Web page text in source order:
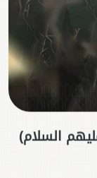
السلام)